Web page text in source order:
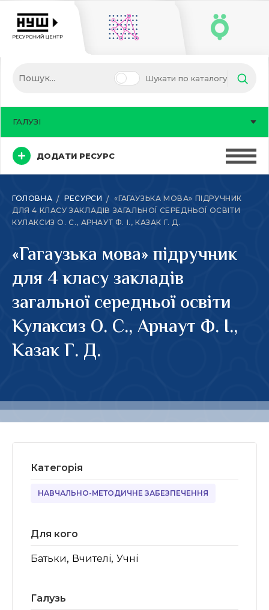
Шукати по каталогу
ДОДАТИ РЕСУРС
ГАЛУЗІ
ГОЛОВНА РЕСУРСИ
«ГАГАУЗЬКА МОВА» ПІДРУЧНИК
ДЛЯ 4 КЛАСУ ЗАКЛАДІВ ЗАГАЛЬНОЇ СЕРЕДНЬОЇ ОСВІТИ
КУЛАКСИЗ О. С., АРНАУТ Ф. І., КАЗАК Г. Д.
«Гагаузька мова» підручник
для 4 класу закладів
загальної середньої освіти
Кулаксиз О. С., Арнаут Ф. І.,
Казак Г. Д.
Категорія
НАВЧАЛЬНО-МЕТОДИЧНЕ ЗАБЕЗПЕЧЕННЯ
Для кого
Батьки, Вчителі, Учні
Галузь